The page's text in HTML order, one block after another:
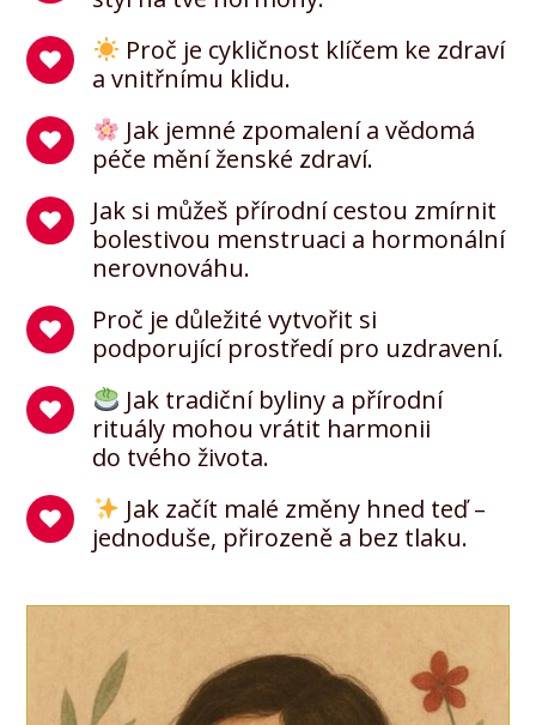
Proč je cykličnost klíčem ke zdraví
a vnitřnímu klidu.
Jak jemné zpomalení a vědomá
péče mění ženské zdraví.
Jak si můžeš přírodní cestou zmírnit
bolestivou menstruaci a hormonální
nerovnováhu.
Proč je důležité vytvořit si
podporující prostředí pro uzdravení.
Jak tradiční byliny a přírodní
rituály mohou vrátit harmonii
do tvého života.
Jak začít malé změny hned teď –
jednoduše, přirozeně a bez tlaku.